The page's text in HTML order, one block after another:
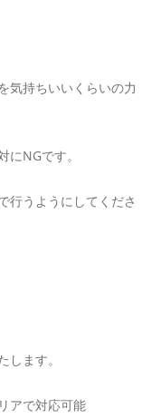
気持ちいいくらいの力
NGです。
行うようにしてくださ
ます。
アで対応可能